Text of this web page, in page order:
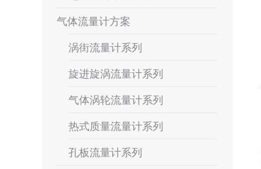
气体流量计方案
涡街流量计系列
旋进旋涡流量计系列
气体涡轮流量计系列
热式质量流量计系列
孔板流量计系列